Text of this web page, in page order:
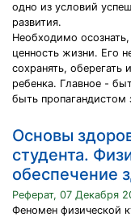
одно из условий
развития.
Необходимо осознать,
ценность жизни. Его
сохранять,
ребенка. Главное -
быть пропагандистом
Основы
студента.
обеспечение
Реферат, 07 Декабря
Феномен физической